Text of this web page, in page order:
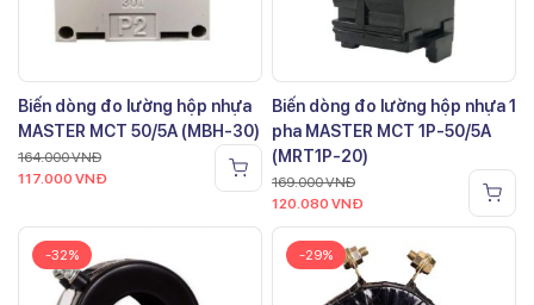
Biến dòng đo lường hộp nhựa
MASTER MCT 50/5A (MBH-30)
164.000VNĐ
117.000 VNĐ
Biến dòng đo lường hộp nhựa 1
pha MASTER MCT 1P-50/5A
(MRT1P-20)
169.000VNĐ
120.080 VNĐ
-32% -29%